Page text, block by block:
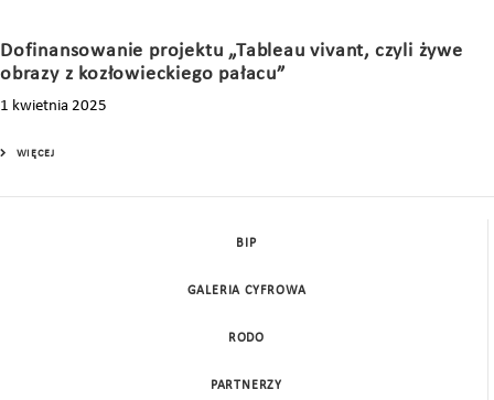
Dofinansowanie projektu „Tableau vivant, czyli żywe
obrazy z kozłowieckiego pałacu”
1 kwietnia 2025
WIĘCEJ
BIP
GALERIA CYFROWA
RODO
PARTNERZY